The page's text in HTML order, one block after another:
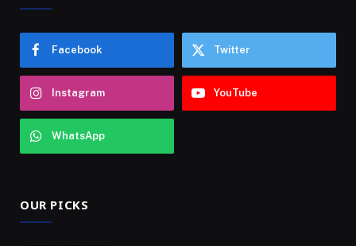
Facebook Twitter
Instagram YouTube
WhatsApp
OUR PICKS